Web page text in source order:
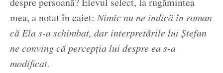
mea, a notat în caiet:Nimic nu ne indică în roman
că Ela s-a schimbat, dar interpretările lui Ștefan
ne conving că percepția lui despre ea s-a
modificat.